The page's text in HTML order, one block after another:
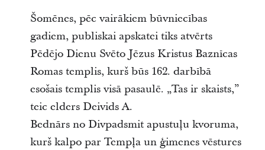
Šomēnes, pēc vairākiem būvniecības
gadiem, publiskai apskatei tiks atvērts
Pēdējo Dienu Svēto Jēzus Kristus Baznīcas
Romas templis, kurš būs 162. darbībā
esošais templis visā pasaulē. „Tas ir skaists,”
teic elders Deivids A.
Bednārs no Divpadsmit apustuļu kvoruma,
kurš kalpo par Tempļa un ģimenes vēstures